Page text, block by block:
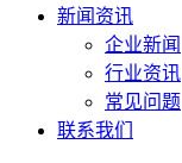
新闻资讯
企业新闻
行业资讯
常见问题
联系我们